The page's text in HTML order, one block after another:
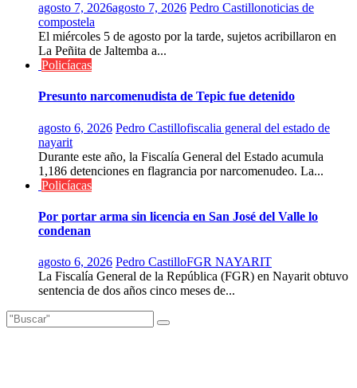
agosto 7, 2026agosto 7, 2026 Pedro Castillonoticias de
compostela
El miércoles 5 de agosto por la tarde, sujetos acribillaron en
La Peñita de Jaltemba a...
Policíacas
Presunto narcomenudista de Tepic fue detenido
agosto 6, 2026 Pedro Castillofiscalia general del estado de
nayarit
Durante este año, la Fiscalía General del Estado acumula
1,186 detenciones en flagrancia por narcomenudeo. La...
Policíacas
Por portar arma sin licencia en San José del Valle lo
condenan
agosto 6, 2026 Pedro CastilloFGR NAYARIT
La Fiscalía General de la República (FGR) en Nayarit obtuvo
sentencia de dos años cinco meses de...